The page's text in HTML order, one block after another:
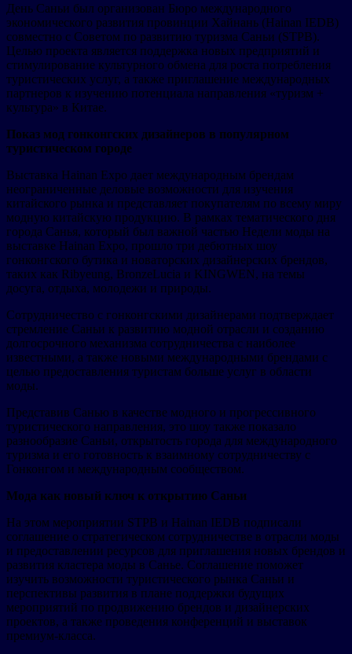
День Саньи был организован Бюро международного
экономического развития провинции Хайнань (Hainan IEDB)
совместно с Советом по развитию туризма Саньи (STPB).
Целью проекта является поддержка новых предприятий и
стимулирование культурного обмена для роста потребления
туристических услуг, а также приглашение международных
партнеров к изучению потенциала направления «туризм +
культура» в Китае.
Показ мод гонконгских дизайнеров в популярном
туристическом городе
Выставка Hainan Expo дает международным брендам
неограниченные деловые возможности для изучения
китайского рынка и представляет покупателям по всему миру
модную китайскую продукцию. В рамках тематического дня
города Санья, который был важной частью Недели моды на
выставке Hainan Expo, прошло три дебютных шоу
гонконгского бутика и новаторских дизайнерских брендов,
таких как Ribyeung, BronzeLucia и KINGWEN, на темы
досуга, отдыха, молодежи и природы.
Сотрудничество с гонконгскими дизайнерами подтверждает
стремление Саньи к развитию модной отрасли и созданию
долгосрочного механизма сотрудничества с наиболее
известными, а также новыми международными брендами с
целью предоставления туристам больше услуг в области
моды.
Представив Санью в качестве модного и прогрессивного
туристического направления, это шоу также показало
разнообразие Саньи, открытость города для международного
туризма и его готовность к взаимному сотрудничеству с
Гонконгом и международным сообществом.
Мода как новый ключ к открытию Саньи
На этом мероприятии STPB и Hainan IEDB подписали
соглашение о стратегическом сотрудничестве в отрасли моды
и предоставлении ресурсов для приглашения новых брендов и
развития кластера моды в Санье. Соглашение поможет
изучить возможности туристического рынка Саньи и
перспективы развития в плане поддержки будущих
мероприятий по продвижению брендов и дизайнерских
проектов, а также проведения конференций и выставок
премиум-класса.